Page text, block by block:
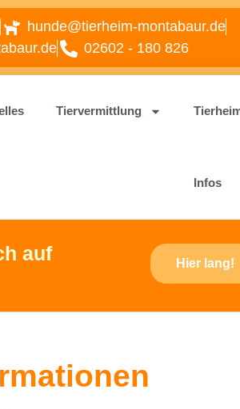
hunde@tierheim-montabaur.de
02602 - 180 826
Tiervermittlung
Infos
auf
Hier lang!